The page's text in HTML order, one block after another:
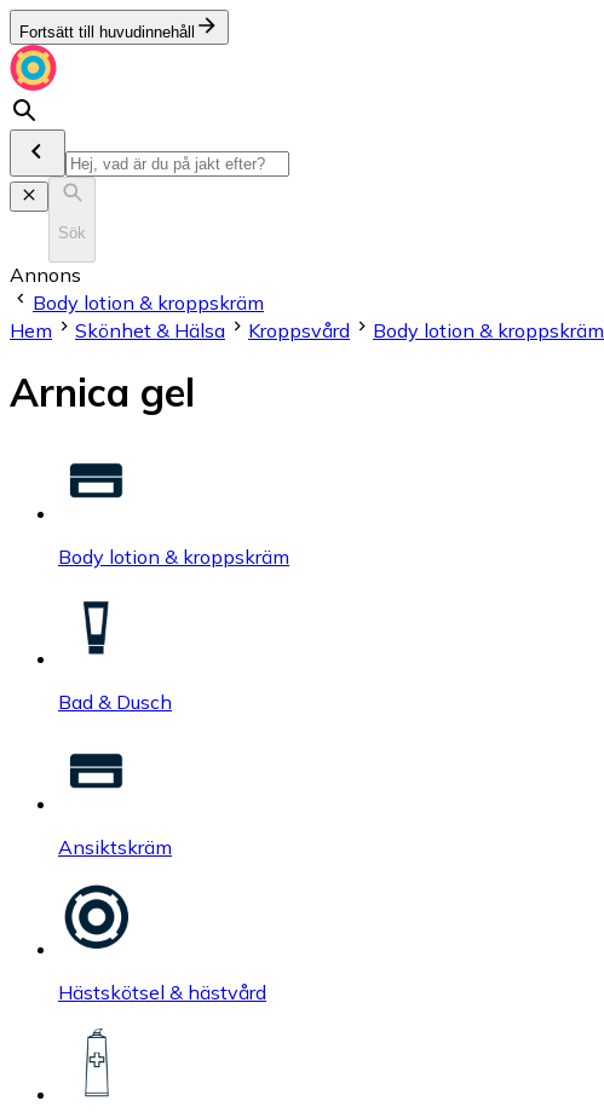
Fortsätt till huvudinnehåll
Sök
Annons
Body lotion & kroppskräm
Hem
Skönhet & Hälsa Kroppsvård Body lotion & kroppskräm
Arnica gel
Body lotion & kroppskräm
Bad & Dusch
Ansiktskräm
Hästskötsel & hästvård